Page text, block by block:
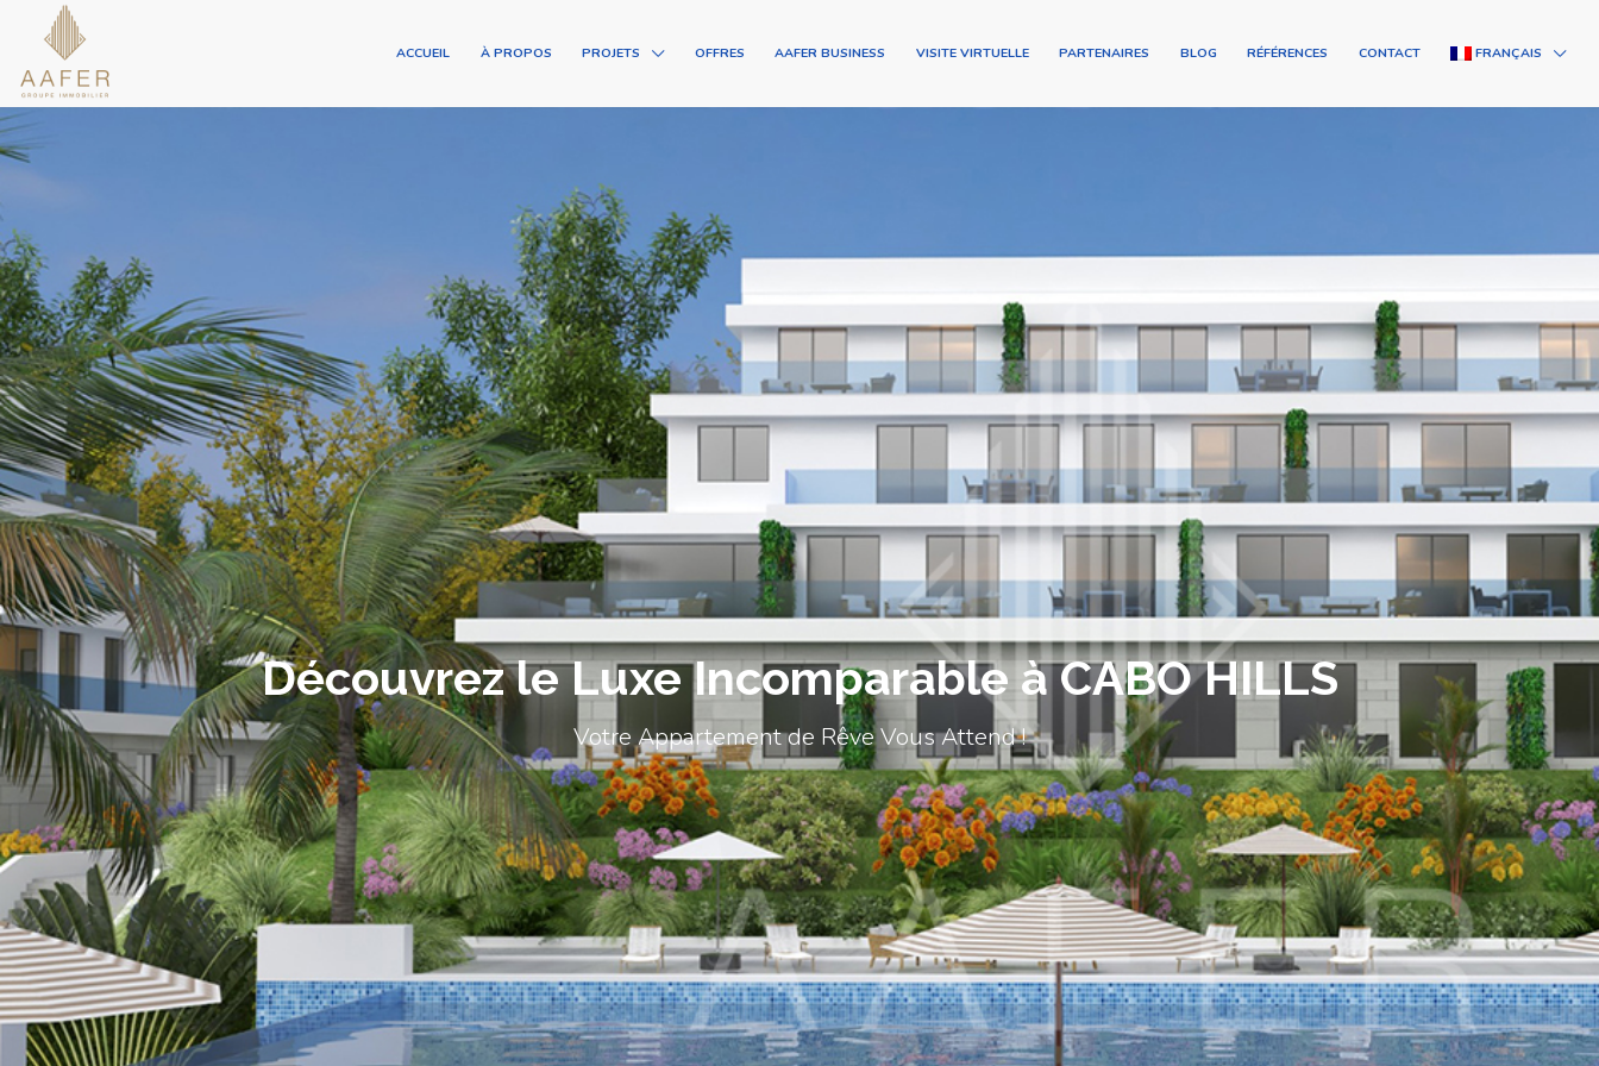
ACCUEIL À PROPOS PROJETS OFFRES AAFER BUSINESS VISITE VIRTUELLE PARTENAIRES BLOG RÉFÉRENCES CONTACT FRANÇAIS
Découvrez le Luxe Incomparable à CABO HILLS
Votre Appartement de Rêve Vous Attend !